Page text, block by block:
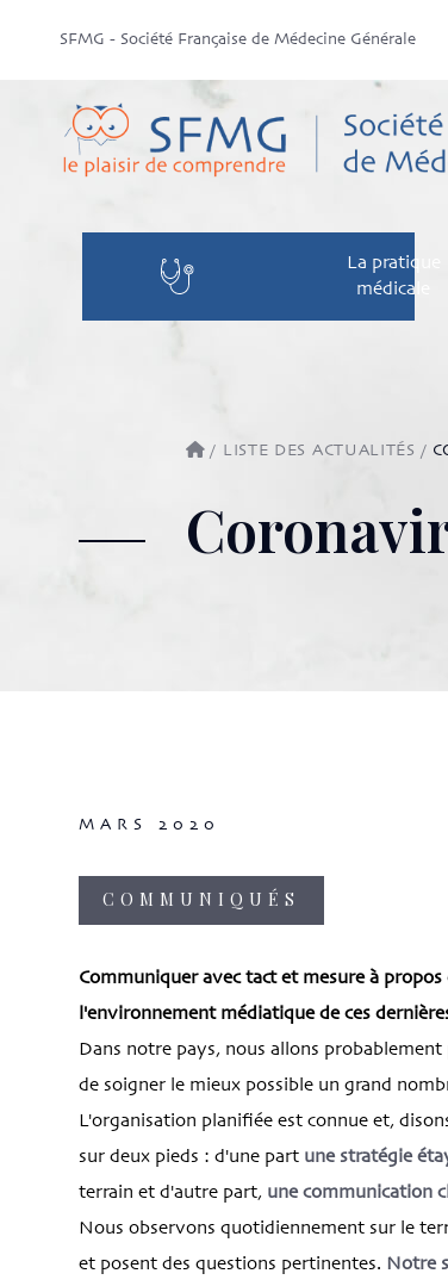
SFMG - Société Française de Médecine Générale
La pratique
médicale
/ LISTE DES ACTUALITÉS /
MARS 2020
COMMUNIQUÉS
Communiquer avec tact et mesure à
l'environnement médiatique de ces
Dans notre pays, nous allons
de soigner le mieux possible un grand
L'organisation planifiée est connue et,
sur deux pieds : d'une part une stratégie
terrain et d'autre part, une communication
Nous observons quotidiennement sur le
et posent des questions pertinentes. Notre